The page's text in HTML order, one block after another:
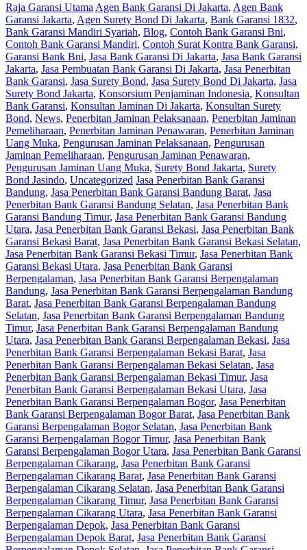
Raja Garansi Utama Agen Bank Garansi Di Jakarta, Agen Bank
Garansi Jakarta, Agen Surety Bond Di Jakarta, Bank Garansi 1832,
Bank Garansi Mandiri Syariah, Blog, Contoh Bank Garansi Bni,
Contoh Bank Garansi Mandiri, Contoh Surat Kontra Bank Garansi,
Garansi Bank Bni, Jasa Bank Garansi Di Jakarta, Jasa Bank Garansi
Jakarta, Jasa Pembuatan Bank Garansi Di Jakarta, Jasa Penerbitan
Bank Garansi, Jasa Surety Bond, Jasa Surety Bond Di Jakarta, Jasa
Surety Bond Jakarta, Konsorsium Penjaminan Indonesia, Konsultan
Bank Garansi, Konsultan Jaminan Di Jakarta, Konsultan Surety
Bond, News, Penerbitan Jaminan Pelaksanaan, Penerbitan Jaminan
Pemeliharaan, Penerbitan Jaminan Penawaran, Penerbitan Jaminan
Uang Muka, Pengurusan Jaminan Pelaksanaan, Pengurusan
Jaminan Pemeliharaan, Pengurusan Jaminan Penawaran,
Pengurusan Jaminan Uang Muka, Surety Bond Jakarta, Surety
Bond Jasindo, Uncategorized Jasa Penerbitan Bank Garansi
Bandung, Jasa Penerbitan Bank Garansi Bandung Barat, Jasa
Penerbitan Bank Garansi Bandung Selatan, Jasa Penerbitan Bank
Garansi Bandung Timur, Jasa Penerbitan Bank Garansi Bandung
Utara, Jasa Penerbitan Bank Garansi Bekasi, Jasa Penerbitan Bank
Garansi Bekasi Barat, Jasa Penerbitan Bank Garansi Bekasi Selatan,
Jasa Penerbitan Bank Garansi Bekasi Timur, Jasa Penerbitan Bank
Garansi Bekasi Utara, Jasa Penerbitan Bank Garansi
Berpengalaman, Jasa Penerbitan Bank Garansi Berpengalaman
Bandung, Jasa Penerbitan Bank Garansi Berpengalaman Bandung
Barat, Jasa Penerbitan Bank Garansi Berpengalaman Bandung
Selatan, Jasa Penerbitan Bank Garansi Berpengalaman Bandung
Timur, Jasa Penerbitan Bank Garansi Berpengalaman Bandung
Utara, Jasa Penerbitan Bank Garansi Berpengalaman Bekasi, Jasa
Penerbitan Bank Garansi Berpengalaman Bekasi Barat, Jasa
Penerbitan Bank Garansi Berpengalaman Bekasi Selatan, Jasa
Penerbitan Bank Garansi Berpengalaman Bekasi Timur, Jasa
Penerbitan Bank Garansi Berpengalaman Bekasi Utara, Jasa
Penerbitan Bank Garansi Berpengalaman Bogor, Jasa Penerbitan
Bank Garansi Berpengalaman Bogor Barat, Jasa Penerbitan Bank
Garansi Berpengalaman Bogor Selatan, Jasa Penerbitan Bank
Garansi Berpengalaman Bogor Timur, Jasa Penerbitan Bank
Garansi Berpengalaman Bogor Utara, Jasa Penerbitan Bank Garansi
Berpengalaman Cikarang, Jasa Penerbitan Bank Garansi
Berpengalaman Cikarang Barat, Jasa Penerbitan Bank Garansi
Berpengalaman Cikarang Selatan, Jasa Penerbitan Bank Garansi
Berpengalaman Cikarang Timur, Jasa Penerbitan Bank Garansi
Berpengalaman Cikarang Utara, Jasa Penerbitan Bank Garansi
Berpengalaman Depok, Jasa Penerbitan Bank Garansi
Berpengalaman Depok Barat, Jasa Penerbitan Bank Garansi